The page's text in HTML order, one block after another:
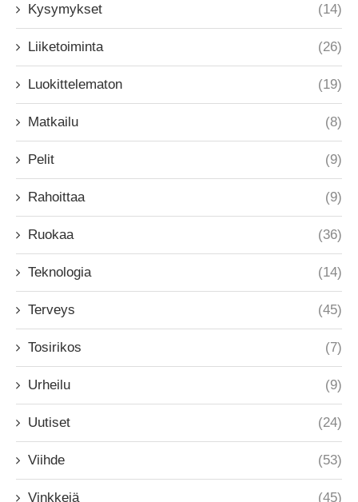
Kysymykset (14)
Liiketoiminta (26)
Luokittelematon (19)
Matkailu (8)
Pelit (9)
Rahoittaa (9)
Ruokaa (36)
Teknologia (14)
Terveys (45)
Tosirikos (7)
Urheilu (9)
Uutiset (24)
Viihde (53)
Vinkkejä (45)